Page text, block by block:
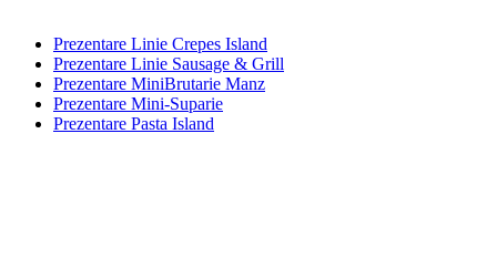
Prezentare Linie Crepes Island
Prezentare Linie Sausage & Grill
Prezentare MiniBrutarie Manz
Prezentare Mini-Suparie
Prezentare Pasta Island